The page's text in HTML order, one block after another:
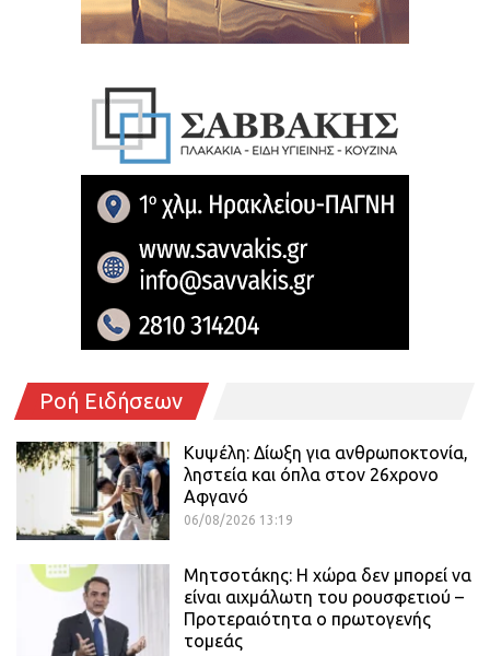
Ροή Ειδήσεων
Κυψέλη: Δίωξη για ανθρωποκτονία,
ληστεία και όπλα στον 26χρονο
Αφγανό
06/08/2026 13:19
Μητσοτάκης: Η χώρα δεν μπορεί να
είναι αιχμάλωτη του ρουσφετιού –
Προτεραιότητα ο πρωτογενής
τομεάς